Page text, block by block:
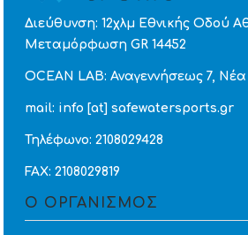
Διεύθυνση: 12χλμ Εθνικής Οδού
Μεταμόρφωση GR 14452
OCEAN LAB: Αναγεννήσεως 7,
mail: info [at] safewatersports.gr
Τηλέφωνο: 2108029428
FAX: 2108029819
Ο ΟΡΓΑΝΙΣΜΟΣ